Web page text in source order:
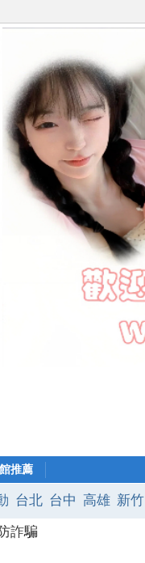
推薦
台北 台中 高雄 新竹
詐騙